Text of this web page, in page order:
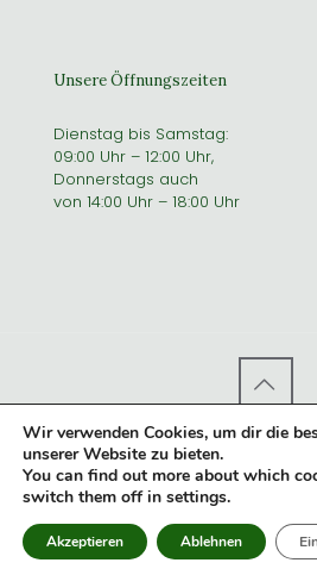
Unsere Öffnungszeiten
Dienstag bis Samstag:
09:00 Uhr – 12:00 Uhr,
Donnerstags auch
von 14:00 Uhr – 18:00 Uhr
© 2023 MONTER
Datenschutz|Widerruf
Wir verwenden Cookies, um dir die
unserer Website zu bieten.
You can find out more about which
switch them off in settings.
Akzeptieren Ablehnen